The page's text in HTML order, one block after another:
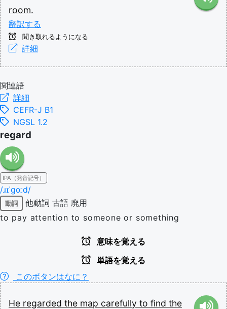
room.
翻訳する
聞き取れるようになる
詳細
関連語
詳細
CEFR-J B1
NGSL 1.2
regard
IPA（発音記号）
/ɹɪˈɡɑːd/
動詞 他動詞 古語 廃用
to pay attention to someone or something
意味を覚える
単語を覚える
このボタンはなに？
He regarded the map carefully to find the